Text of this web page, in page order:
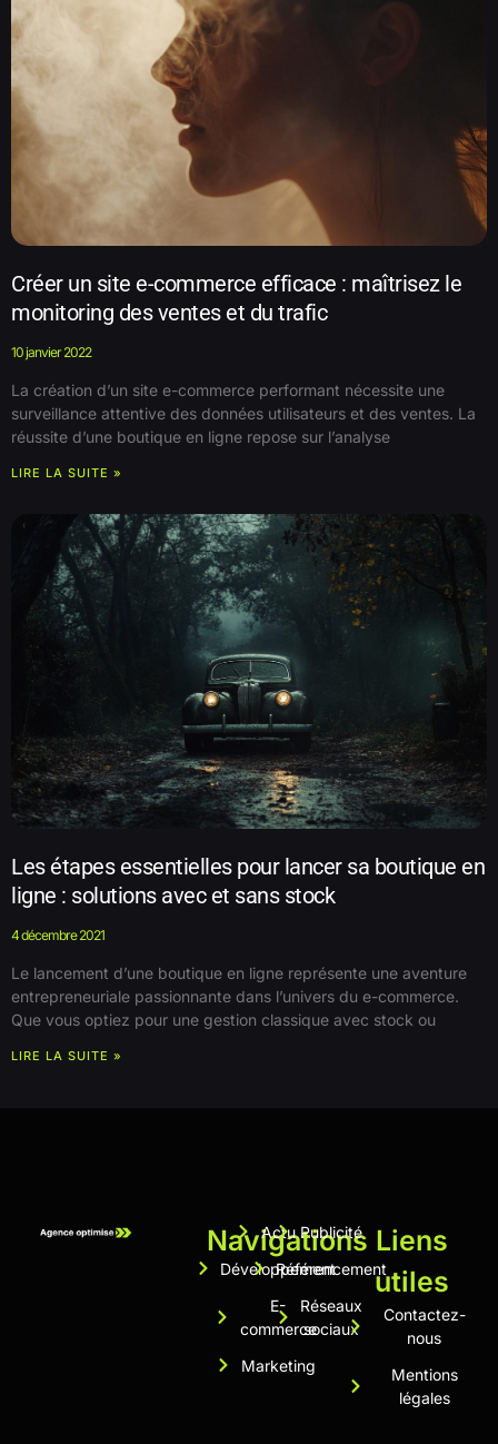
Créer un site e-commerce efficace : maîtrisez le
monitoring des ventes et du trafic
10 janvier 2022
La création d’un site e-commerce performant nécessite une
surveillance attentive des données utilisateurs et des ventes. La
réussite d’une boutique en ligne repose sur l’analyse
LIRE LA SUITE »
Les étapes essentielles pour lancer sa boutique en
ligne : solutions avec et sans stock
4 décembre 2021
Le lancement d’une boutique en ligne représente une aventure
entrepreneuriale passionnante dans l’univers du e-commerce.
Que vous optiez pour une gestion classique avec stock ou
LIRE LA SUITE »
Navigations
Actu
Développement
E-
commerce
Marketing
Publicité
Référencement
Réseaux
sociaux
Liens
utiles
Contactez-
nous
Mentions
légales